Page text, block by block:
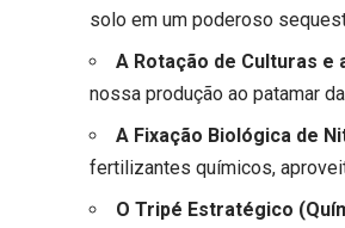
solo em um poderoso
A Rotação de Culturas
nossa produção ao patamar
A Fixação Biológica de
fertilizantes químicos,
O Tripé Estratégico